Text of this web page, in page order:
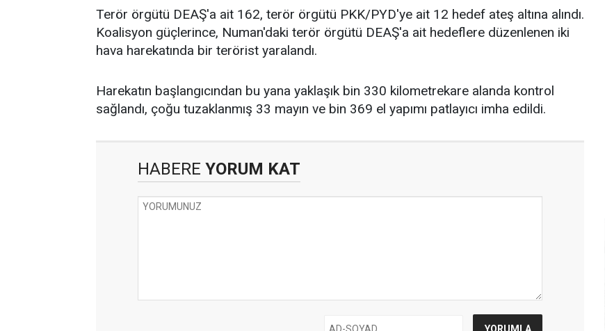
Terör örgütü DEAŞ'a ait 162, terör örgütü PKK/PYD'ye ait 12 hedef ateş altına alındı.
Koalisyon güçlerince, Numan'daki terör örgütü DEAŞ'a ait hedeflere düzenlenen iki
hava harekatında bir terörist yaralandı.
Harekatın başlangıcından bu yana yaklaşık bin 330 kilometrekare alanda kontrol
sağlandı, çoğu tuzaklanmış 33 mayın ve bin 369 el yapımı patlayıcı imha edildi.
HABERE YORUM KAT